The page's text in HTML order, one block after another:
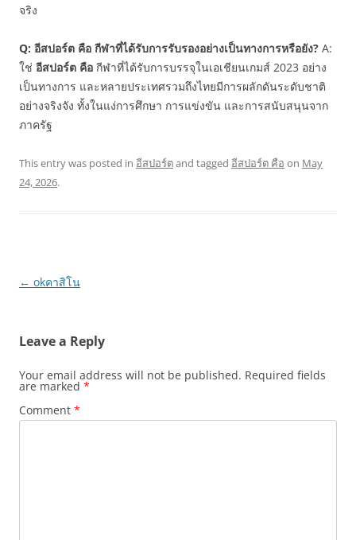
จริง
Q: อีสปอร์ต คือ กีฬาที่ได้รับการรับรองอย่างเป็นทางการหรือยัง? A:
ใช่ อีสปอร์ต คือ กีฬาที่ได้รับการบรรจุในเอเชียนเกมส์ 2023 อย่าง
เป็นทางการ และหลายประเทศรวมถึงไทยมีการผลักดันระดับชาติ
อย่างจริงจัง ทั้งในแง่การศึกษา การแข่งขัน และการสนับสนุนจาก
ภาครัฐ
This entry was posted in อีสปอร์ตand tagged อีสปอร์ต คือ on May
24, 2026.
Post
← okคาสิโน
Leave a Reply
Your email address will not be published. Required fields
are marked *
Comment *